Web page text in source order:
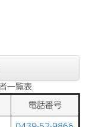
一覧表
電話番号